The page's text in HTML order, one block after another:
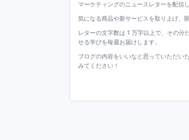
マーケティングのニュースレターを配信し
気になる商品や新サービスを取り上げ、
レターの文字数は 1 万字以上で、その
せる学びを毎週お届けします。
ブログの内容をいいなと思っていただい
みてください！